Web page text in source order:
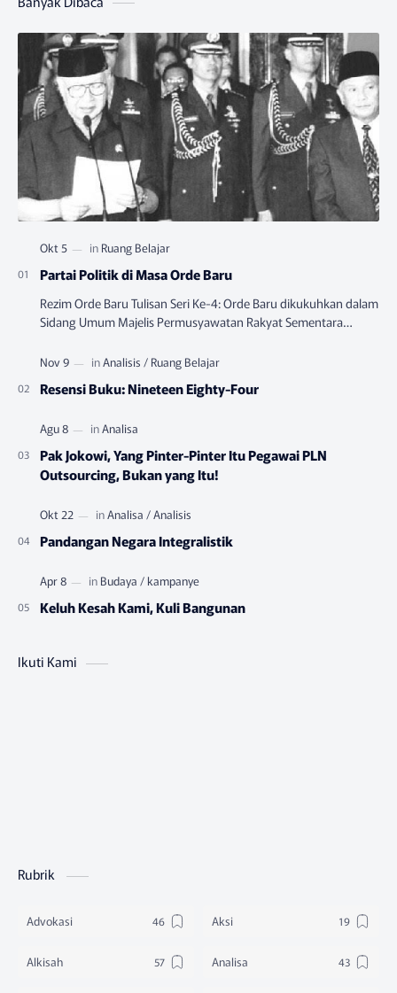
Partai Politik di Masa Orde Baru
Rezim Orde Baru Tulisan Seri Ke-4: Orde Baru dikukuhkan dalam
Sidang Umum Majelis Permusyawatan Rakyat Sementara
Resensi Buku: Nineteen Eighty-Four
Pak Jokowi, Yang Pinter-Pinter Itu Pegawai PLN
Outsourcing, Bukan yang Itu!
Pandangan Negara Integralistik
Keluh Kesah Kami, Kuli Bangunan
Ikuti Kami
Rubrik
Advokasi Aksi
Alkisah Analisa